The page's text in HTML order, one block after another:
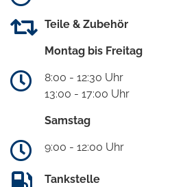
Teile & Zubehör
Montag bis Freitag
8:00 - 12:30 Uhr
13:00 - 17:00 Uhr
Samstag
9:00 - 12:00 Uhr
Tankstelle